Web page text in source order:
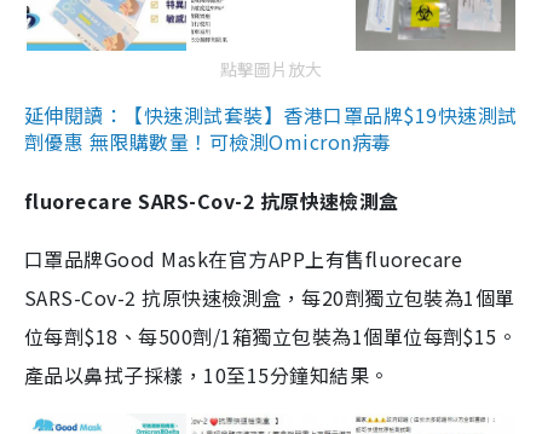
點擊圖片放大
延伸閱讀：【快速測試套裝】香港口罩品牌$19快速測試
劑優惠 無限購數量！可檢測Omicron病毒
fluorecare SARS-Cov-2 抗原快速檢測盒
口罩品牌Good Mask在官方APP上有售fluorecare
SARS-Cov-2 抗原快速檢測盒，每20劑獨立包裝為1個單
位每劑$18、每500劑/1箱獨立包裝為1個單位每劑$15。
產品以鼻拭子採樣，10至15分鐘知結果。